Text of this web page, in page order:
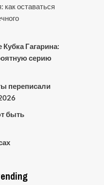
оставаться
Гагарина:
серию
переписали
быть